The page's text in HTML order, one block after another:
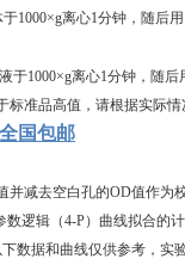
于1000×g离心1分钟，随后
于1000×g离心1分钟，随
标准品高值，请根据实际情
国包邮
并减去空白孔的OD值作为
数逻辑（4-P）曲线拟合的
数据和曲线仅供参考，实